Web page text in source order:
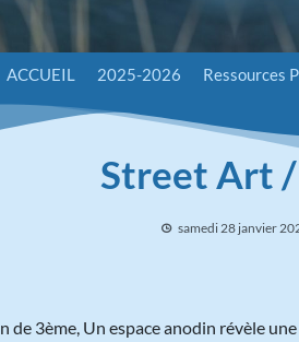
ACCUEIL 2025-2026 Ressources
Street Art
samedi 28 janvier
de 3ème, Un espace anodin révèle